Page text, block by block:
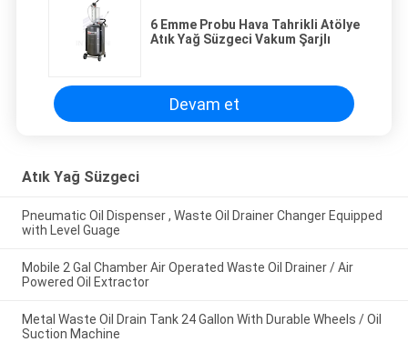
6 Emme Probu Hava Tahrikli Atölye
Atık Yağ Süzgeci Vakum Şarjlı
Devam et
Atık Yağ Süzgeci
Pneumatic Oil Dispenser , Waste Oil Drainer Changer Equipped
with Level Guage
Mobile 2 Gal Chamber Air Operated Waste Oil Drainer / Air
Powered Oil Extractor
Metal Waste Oil Drain Tank 24 Gallon With Durable Wheels / Oil
Suction Machine